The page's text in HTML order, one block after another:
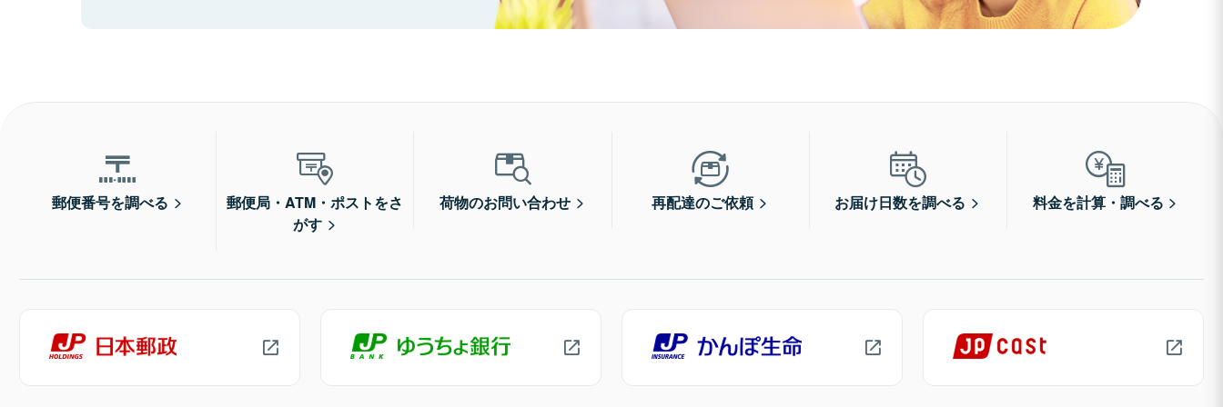
郵便番号を調べる
郵便局・ATM・ポストをさ
がす
荷物のお問い合わせ 再配達のご依頼 お届け日数を調べる 料金を計算・調べる